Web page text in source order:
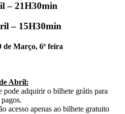
– 21H30min
– 15H30min
Março, 6ª feira
Abril:
pode adquirir o bilhete grátis para
acesso apenas ao bilhete gratuito